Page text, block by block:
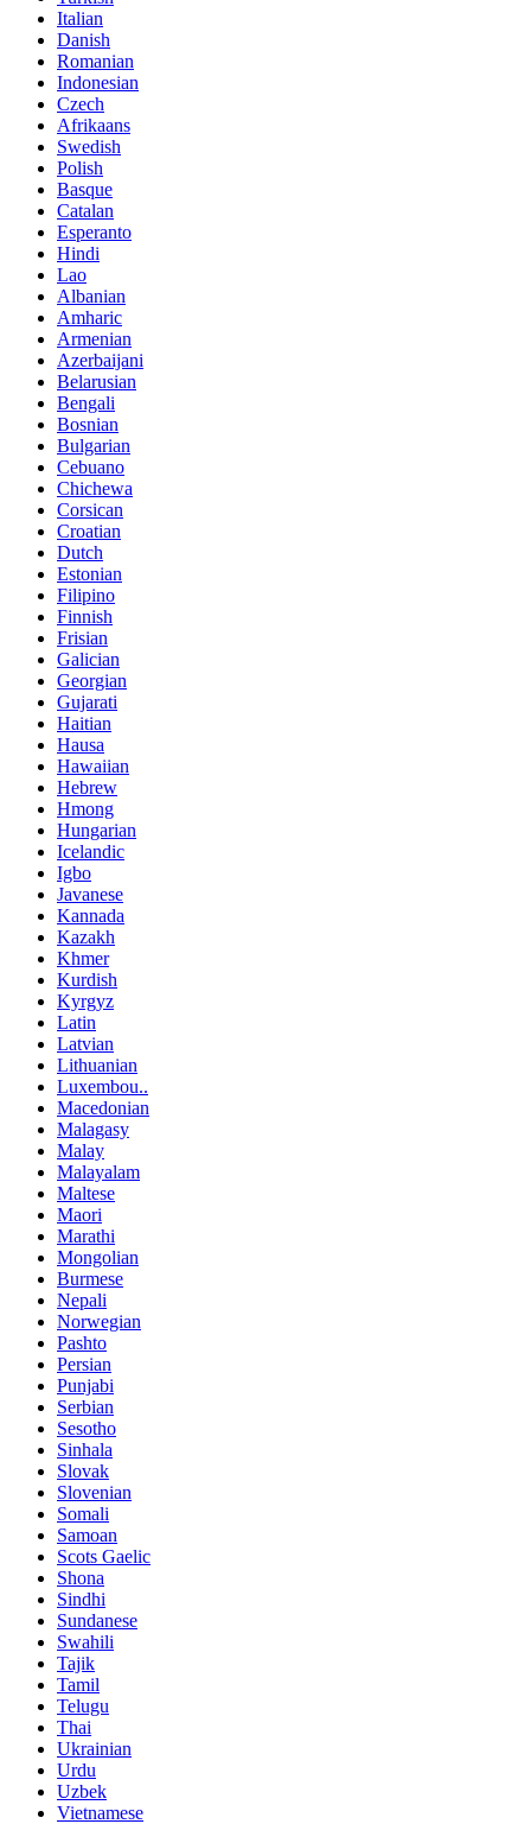
Italian
Danish
Romanian
Indonesian
Czech
Afrikaans
Swedish
Polish
Basque
Catalan
Esperanto
Hindi
Lao
Albanian
Amharic
Armenian
Azerbaijani
Belarusian
Bengali
Bosnian
Bulgarian
Cebuano
Chichewa
Corsican
Croatian
Dutch
Estonian
Filipino
Finnish
Frisian
Galician
Georgian
Gujarati
Haitian
Hausa
Hawaiian
Hebrew
Hmong
Hungarian
Icelandic
Igbo
Javanese
Kannada
Kazakh
Khmer
Kurdish
Kyrgyz
Latin
Latvian
Lithuanian
Luxembou..
Macedonian
Malagasy
Malay
Malayalam
Maltese
Maori
Marathi
Mongolian
Burmese
Nepali
Norwegian
Pashto
Persian
Punjabi
Serbian
Sesotho
Sinhala
Slovak
Slovenian
Somali
Samoan
Scots Gaelic
Shona
Sindhi
Sundanese
Swahili
Tajik
Tamil
Telugu
Thai
Ukrainian
Urdu
Uzbek
Vietnamese